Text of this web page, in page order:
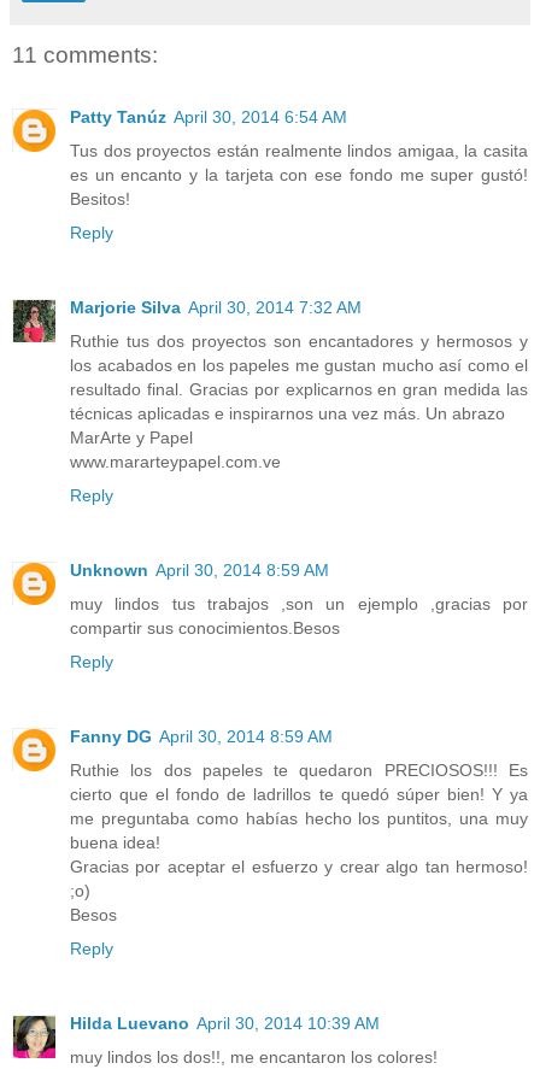
11 comments:
Patty Tanúz April 30, 2014 6:54 AM
Tus dos proyectos están realmente lindos amigaa, la casita
es un encanto y la tarjeta con ese fondo me super gustó!
Besitos!
Reply
Marjorie Silva April 30, 2014 7:32 AM
Ruthie tus dos proyectos son encantadores y hermosos y
los acabados en los papeles me gustan mucho así como el
resultado final. Gracias por explicarnos en gran medida las
técnicas aplicadas e inspirarnos una vez más. Un abrazo
MarArte y Papel
www.mararteypapel.com.ve
Reply
Unknown April 30, 2014 8:59 AM
muy lindos tus trabajos ,son un ejemplo ,gracias por
compartir sus conocimientos.Besos
Reply
Fanny DG April 30, 2014 8:59 AM
Ruthie los dos papeles te quedaron PRECIOSOS!!! Es
cierto que el fondo de ladrillos te quedó súper bien! Y ya
me preguntaba como habías hecho los puntitos, una muy
buena idea!
Gracias por aceptar el esfuerzo y crear algo tan hermoso!
;o)
Besos
Reply
Hilda Luevano April 30, 2014 10:39 AM
muy lindos los dos!!, me encantaron los colores!